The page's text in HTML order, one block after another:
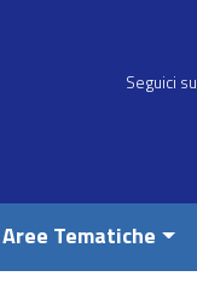
Seguici su
Aree Tematiche